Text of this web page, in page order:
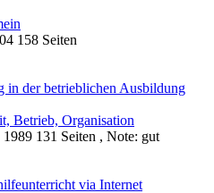
158 Seiten
in der betrieblichen Ausbildung
Betrieb, Organisation
131 Seiten , Note: gut
via Internet